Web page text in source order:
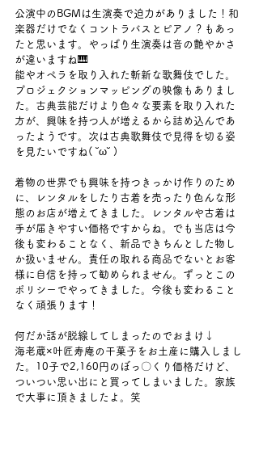
公演中のBGMは生演奏で迫力がありました！和
楽器だけでなくコントラバスとピアノ？もあっ
たと思います。やっぱり生演奏は音の艶やかさ
が違いますね🎹
能やオペラを取り入れた斬新な歌舞伎でした。
プロジェクションマッピングの映像もありまし
た。古典芸能だけより色々な要素を取り入れた
方が、興味を持つ人が増えるから詰め込んであ
ったようです。次は古典歌舞伎で見得を切る姿
を見たいですね( ˘ω˘ )
着物の世界でも興味を持つきっかけ作りのため
に、レンタルをしたり古着を売ったり色んな形
態のお店が増えてきました。レンタルや古着は
手が届きやすい価格ですからね。でも当店は今
後も変わることなく、新品できちんとした物し
か扱いません。責任の取れる商品でないとお客
様に自信を持って勧められません。ずっとこの
ポリシーでやってきました。今後も変わること
なく頑張ります！
何だか話が脱線してしまったのでおまけ↓
海老蔵×叶匠寿庵の干菓子をお土産に購入しまし
た。10子で2,160円のぼっ〇くり価格だけど、
ついつい思い出にと買ってしまいました。家族
で大事に頂きましたよ。笑